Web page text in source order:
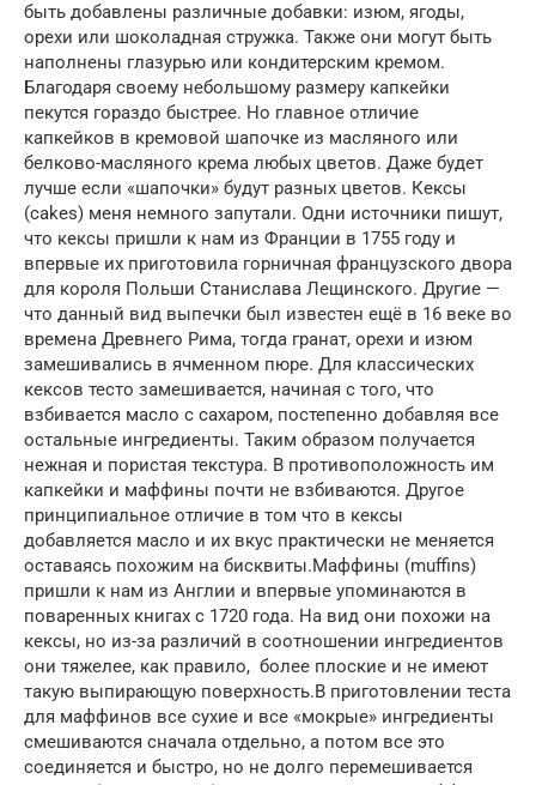
быть добавлены различные добавки: изюм, ягоды,
орехи или шоколадная стружка. Также они могут быть
наполнены глазурью или кондитерским кремом.
Благодаря своему небольшому размеру капкейки
пекутся гораздо быстрее. Но главное отличие
капкейков в кремовой шапочке из масляного или
белково-масляного крема любых цветов. Даже будет
лучше если «шапочки» будут разных цветов. Кексы
(cakes) меня немного запутали. Одни источники пишут,
что кексы пришли к нам из Франции в 1755 году и
впервые их приготовила горничная французского двора
для короля Польши Станислава Лещинского. Другие —
что данный вид выпечки был известен ещё в 16 веке во
времена Древнего Рима, тогда гранат, орехи и изюм
замешивались в ячменном пюре. Для классических
кексов тесто замешивается, начиная с того, что
взбивается масло с сахаром, постепенно добавляя все
остальные ингредиенты. Таким образом получается
нежная и пористая текстура. В противоположность им
капкейки и маффины почти не взбиваются. Другое
принципиальное отличие в том что в кексы
добавляется масло и их вкус практически не меняется
оставаясь похожим на бисквиты.Маффины (muffins)
пришли к нам из Англии и впервые упоминаются в
поваренных книгах с 1720 года. На вид они похожи на
кексы, но из-за различий в соотношении ингредиентов
они тяжелее, как правило, более плоские и не имеют
такую выпирающую поверхность.В приготовлении теста
для маффинов все сухие и все «мокрые» ингредиенты
смешиваются сначала отдельно, а потом все это
соединяется и быстро, но не долго перемешивается